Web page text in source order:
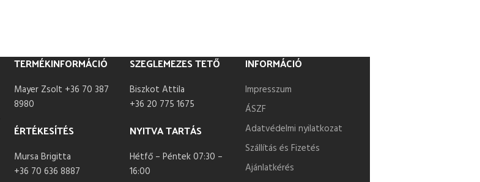
TERMÉKINFORMÁCIÓ
Mayer Zsolt +36 70 387
8980
ÉRTÉKESÍTÉS
Mursa Brigitta
+36 70 636 8887
SZEGLEMEZES TETŐ
Biszkot Attila
+36 20 775 1675
NYITVA TARTÁS
Hétfő – Péntek 07:30 –
16:00
INFORMÁCIÓ
Impresszum
ÁSZF
Adatvédelmi nyilatkozat
Szállítás és Fizetés
Ajánlatkérés